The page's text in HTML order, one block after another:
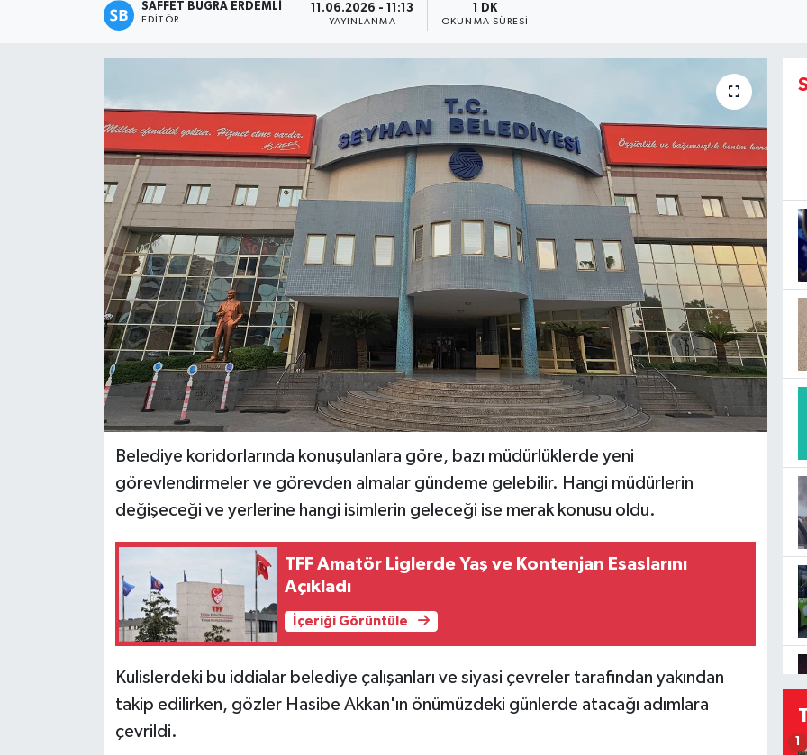
SAFFET BUĞRA ERDEMLI
EDITÖR
11.06.2026 - 11:13
YAYINLANMA
1 DK
OKUNMA SÜRESI
Belediye koridorlarında konuşulanlara göre, bazı müdürlüklerde yeni
görevlendirmeler ve görevden almalar gündeme gelebilir. Hangi müdürlerin
değişeceği ve yerlerine hangi isimlerin geleceği ise merak konusu oldu.
TFF Amatör Liglerde Yaş ve Kontenjan Esaslarını
Açıkladı
İçeriği Görüntüle
Kulislerdeki bu iddialar belediye çalışanları ve siyasi çevreler tarafından yakından
takip edilirken, gözler Hasibe Akkan'ın önümüzdeki günlerde atacağı adımlara
çevrildi.
1
Magazin
Resmi İlanlar
Yerel Yönetimler
Yurttan